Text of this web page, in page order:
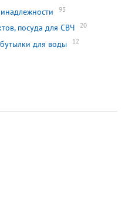
93
посуда для СВЧ 20
для воды 12